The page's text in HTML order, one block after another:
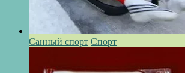
Санный спорт Спорт